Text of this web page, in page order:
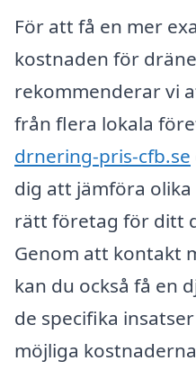
För att få en mer
kostnaden för
rekommenderar vi
från flera lokala
drnering-pris-cfb.se
dig att jämföra
rätt företag för ditt
Genom att kontakt
kan du också få en
de specifika
möjliga